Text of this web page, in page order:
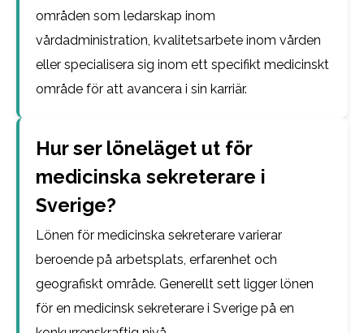
områden som ledarskap inom
vårdadministration, kvalitetsarbete inom vården
eller specialisera sig inom ett specifikt medicinskt
område för att avancera i sin karriär.
Hur ser löneläget ut för
medicinska sekreterare i
Sverige?
Lönen för medicinska sekreterare varierar
beroende på arbetsplats, erfarenhet och
geografiskt område. Generellt sett ligger lönen
för en medicinsk sekreterare i Sverige på en